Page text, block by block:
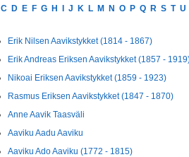
C D E F G H J K L M N O P Q R S T U
Erik Nilsen Aavikstykket (1814 - 1867)
Erik Andreas Eriksen Aavikstykket (1857 -
Nikoai Eriksen Aavikstykket (1859 - 1923)
Rasmus Eriksen Aavikstykket (1847 - 1870)
Anne Aavik Taasväli
Aaviku Aadu Aaviku
Aaviku Ado Aaviku (1772 - 1815)